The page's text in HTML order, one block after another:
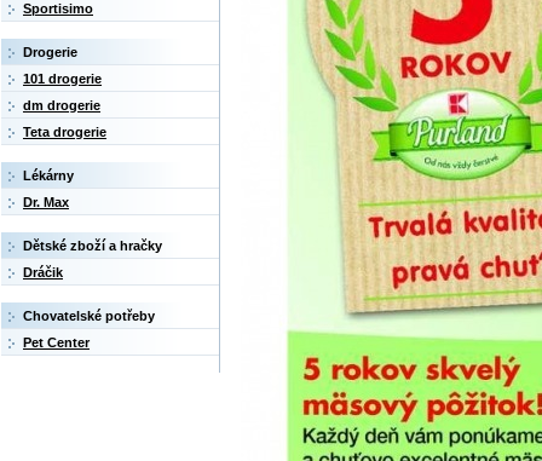
Sportisimo
Drogerie
101 drogerie
dm drogerie
Teta drogerie
Lékárny
Dr. Max
Dětské zboží a hračky
Dráčik
Chovatelské potřeby
Pet Center